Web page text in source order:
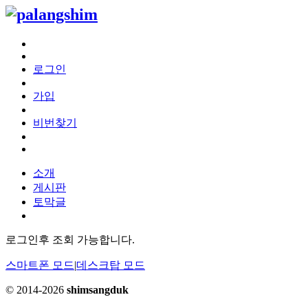
로그인
가입
비번찾기
소개
게시판
토막글
로그인후 조회 가능합니다.
스마트폰 모드|데스크탑 모드
© 2014-2026 shimsangduk